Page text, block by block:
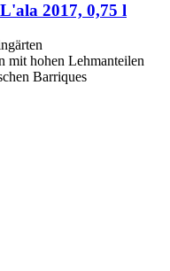
2017, 0,75 l
mit hohen Lehmanteilen
Barriques